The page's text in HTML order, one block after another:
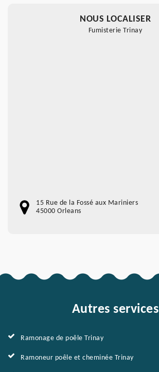
NOUS LOCALISER
Fumisterie Trinay
15 Rue de la Fossé aux Mariniers
45000 Orleans
Autres services
Ramonage de poêle Trinay
Ramoneur poêle et cheminée Trinay